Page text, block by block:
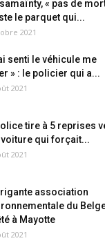
« pas de
le parquet qui...
2021
senti le véhicule me
» : le policier qui a...
2021
tire à 5 reprises
voiture qui forçait...
2021
association
du
à Mayotte
2021